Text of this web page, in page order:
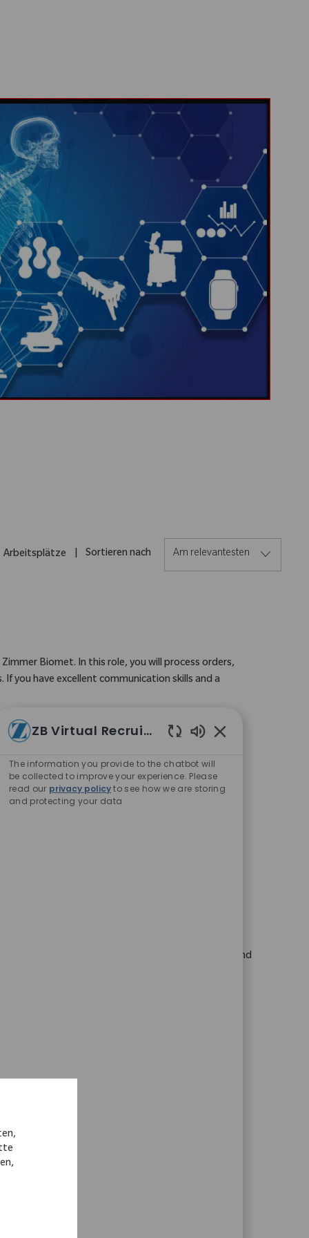
Arbeitsplätze Sortieren nach
ID
Biomet. In this role, you will process orders,
you have excellent communication skills and a
asegurando la satisfacción del cliente en el
en SAP, ¡queremos conocerte!
implementing, and supporting enterprise storage
and IT project leadership to drive innovation and
ID
issues, ensuring high-quality service and
ZB Virtual Recruiter
The information you provide to the chatbot will
be collected to improve your experience. Please
read our privacy policyto see how we are storing
and protecting your data